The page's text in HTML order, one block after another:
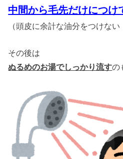
中間から毛先だけにつけ
（頭皮に余計な油分をつけない
その後は
ぬるめのお湯でしっかり流すの